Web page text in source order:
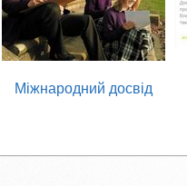
Міжнародний досвід